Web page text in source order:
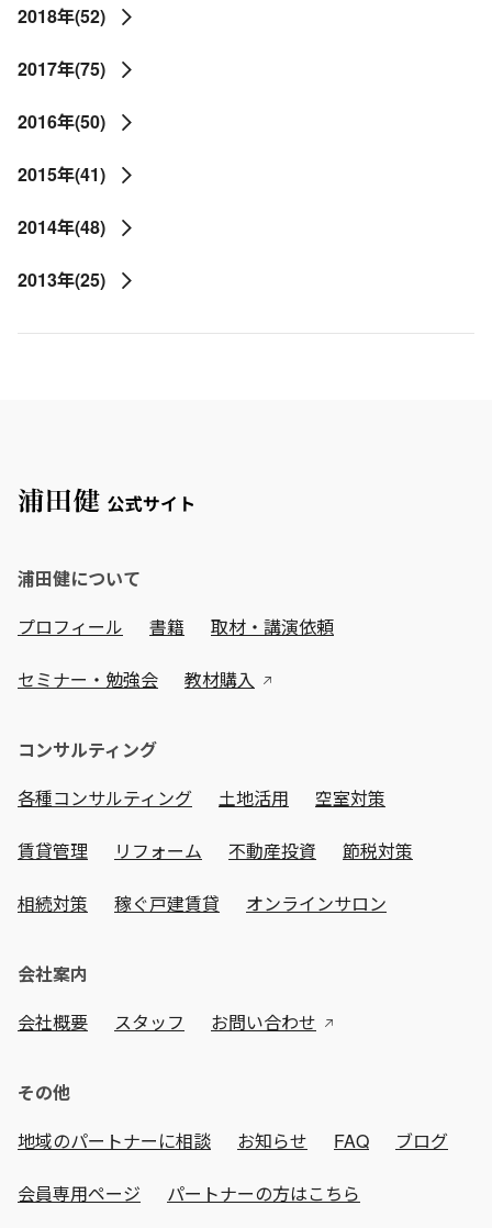
2018年(52)
2017年(75)
2016年(50)
2015年(41)
2014年(48)
2013年(25)
浦田健について
プロフィール
書籍 取材・講演依頼
セミナー・勉強会 教材購入
コンサルティング
各種コンサルティング
土地活用 空室対策
賃貸管理 リフォーム 不動産投資 節税対策
相続対策 稼ぐ戸建賃貸 オンラインサロン
会社案内
会社概要
スタッフ お問い合わせ
その他
地域のパートナーに相談
お知らせ FAQ ブログ
会員専用ページ パートナーの方はこちら